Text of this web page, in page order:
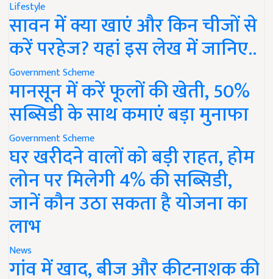
Lifestyle
सावन में क्या खाएं और किन चीजों से
करें परहेज? यहां इस लेख में जानिए..
Government Scheme
मानसून में करें फूलों की खेती, 50%
सब्सिडी के साथ कमाएं बड़ा मुनाफा
Government Scheme
घर खरीदने वालों को बड़ी राहत, होम
लोन पर मिलेगी 4% की सब्सिडी,
जानें कौन उठा सकता है योजना का
लाभ
News
गांव में खाद, बीज और कीटनाशक की